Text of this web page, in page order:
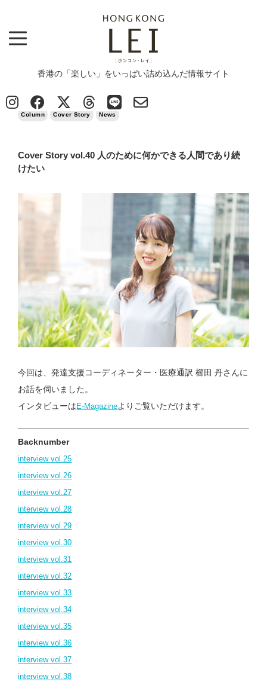
香港の「楽しい」をいっぱい詰め込んだ情報サイト
Column > Cover Story vol.40 人のために何かできる人間であり続けたい
Column Cover Story News
Cover Story vol.40 人のために何かできる人間であり続
けたい
今回は、発達支援コーディネーター・医療通訳 櫛田 丹さんに
お話を伺いました。
インタビューは E-Magazineよりご覧いただけます。
Backnumber
interview vol.25
interview vol.26
interview vol.27
interview vol.28
interview vol.29
interview vol.30
interview vol.31
interview vol.32
interview vol.33
interview vol.34
interview vol.35
interview vol.36
interview vol.37
interview vol.38